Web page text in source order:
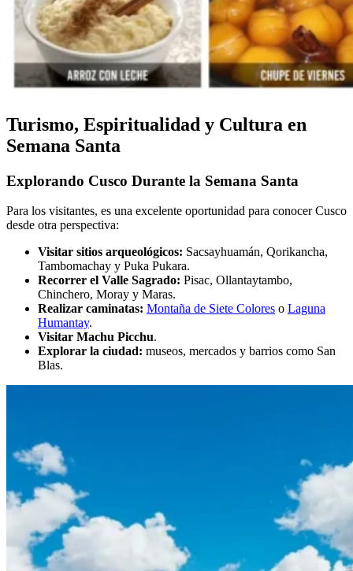
Turismo, Espiritualidad y Cultura en
Semana Santa
Explorando Cusco Durante la Semana Santa
Para los visitantes, es una excelente oportunidad para conocer Cusco
desde otra perspectiva:
Visitar sitios arqueológicos: Sacsayhuamán, Qorikancha,
Tambomachay y Puka Pukara.
Recorrer el Valle Sagrado: Pisac, Ollantaytambo,
Chinchero, Moray y Maras.
Realizar caminatas: Montaña de Siete Colores o Laguna
Humantay.
Visitar Machu Picchu.
Explorar la ciudad: museos, mercados y barrios como San
Blas.